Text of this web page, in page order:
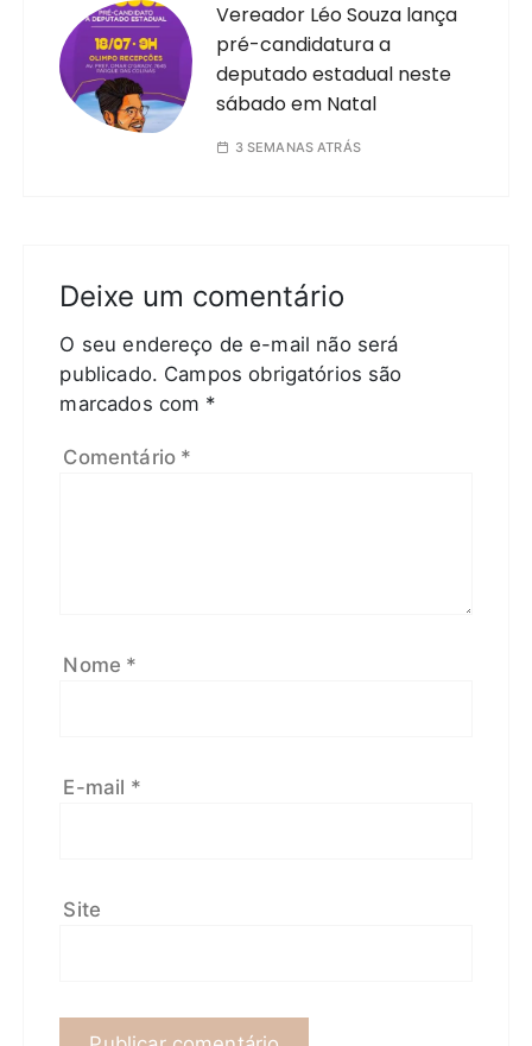
Vereador Léo Souza lança
pré-candidatura a
deputado estadual neste
sábado em Natal
3 SEMANAS ATRÁS
Deixe um comentário
O seu endereço de e-mail não será
publicado. Campos obrigatórios são
marcados com *
Comentário *
Nome *
E-mail *
Site